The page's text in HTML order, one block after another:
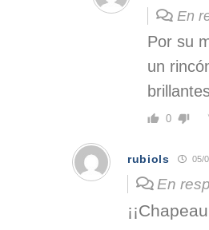
En
Por su
un
0
rubiols 05/
En